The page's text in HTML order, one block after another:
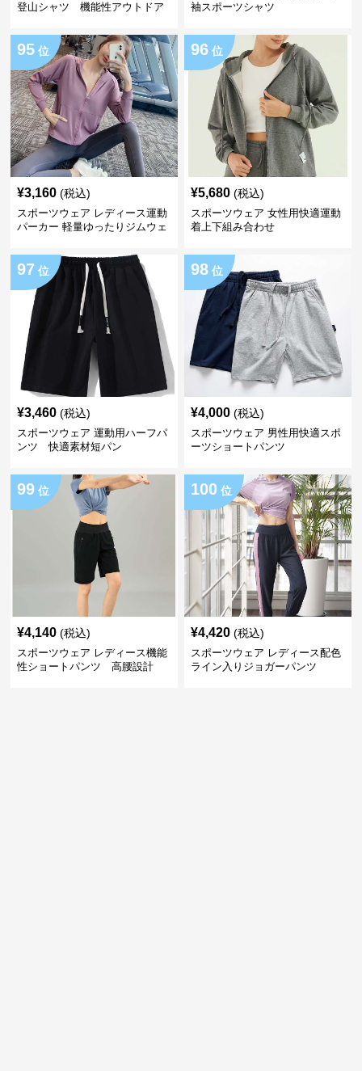
登山シャツ 機能性アウトドア
袖スポーツシャツ
95 位
¥3,160 (税込)
スポーツウェア レディース運動
パーカー 軽量ゆったりジムウェ
96 位
¥5,680 (税込)
スポーツウェア 女性用快適運動
着上下組み合わせ
97 位
¥3,460 (税込)
スポーツウェア 運動用ハーフパ
ンツ 快適素材短パン
98 位
¥4,000 (税込)
スポーツウェア 男性用快適スポ
ーツショートパンツ
99 位
¥4,140 (税込)
スポーツウェア レディース機能
性ショートパンツ 高腰設計
100 位
¥4,420 (税込)
スポーツウェア レディース配色
ライン入りジョガーパンツ